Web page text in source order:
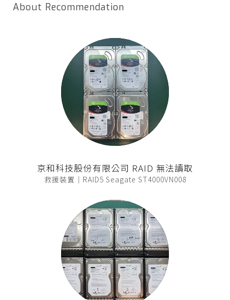
About Recommendation
京和科技股份有限公司 RAID 無法讀取
救援裝置｜RAID5 Seagate ST4000VN008